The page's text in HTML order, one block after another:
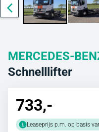
MERCEDES-
Schnelllifter
733,-
Leaseprijs p.m. op basis